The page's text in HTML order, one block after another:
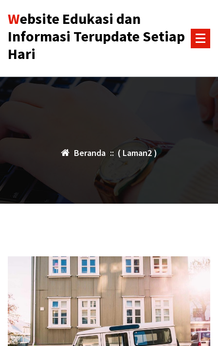
konten
Website Edukasi dan
Informasi Terupdate Setiap
Hari
Beranda :: ( Laman2 )